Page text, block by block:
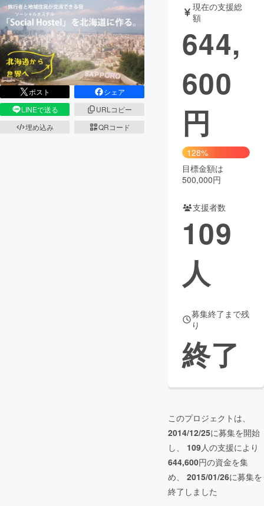
ポスト
シェア
LINEで送る
URLコピー
埋め込み
QRコード
現在の支援総
額
644,
600
円
128%
目標金額は
500,000円
支援者数
109
人
募集終了まで残
り
終了
このプロジェクトは、
2014/12/25に募集を開始
し、 109人の支援により
644,600円の資金を集
め、 2015/01/26に募集を
終了しました